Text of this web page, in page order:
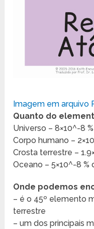
Imagem em arquivo
Quanto do
Universo – 8×10^-8
Corpo humano –
Crosta terrestre –
Oceano – 5×10^-8 %
Onde podemos
– é o 45º elemento
terrestre
– um dos principais